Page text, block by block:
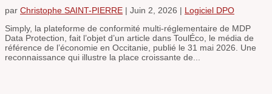
par Christophe SAINT-PIERRE | Juin 2, 2026 | Logiciel DPO
Simply, la plateforme de conformité multi-réglementaire de MDP
Data Protection, fait l’objet d’un article dans ToulÉco, le média de
référence de l’économie en Occitanie, publié le 31 mai 2026. Une
reconnaissance qui illustre la place croissante de...